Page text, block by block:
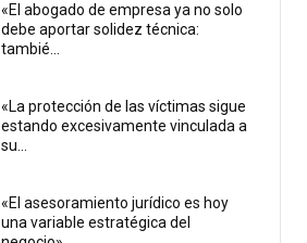
«El abogado de empresa ya no solo
debe aportar solidez técnica:
tambié...
«La protección de las víctimas sigue
estando excesivamente vinculada a
su...
«El asesoramiento jurídico es hoy
una variable estratégica del